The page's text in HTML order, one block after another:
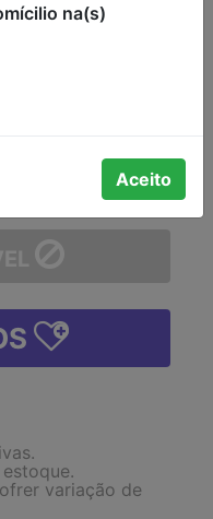
COM
+
variação de
na(s)
Aceito